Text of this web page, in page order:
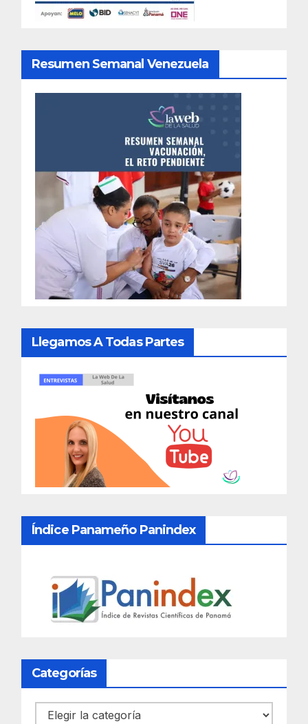
Resumen Semanal Venezuela
Llegamos A Todas Partes
Índice Panameño Panindex
Categorías
Categorías